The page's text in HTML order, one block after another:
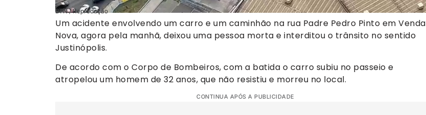
BTN / Reprodução
Um acidente envolvendo um carro e um caminhão na rua Padre Pedro Pinto em Venda
Nova, agora pela manhã, deixou uma pessoa morta e interditou o trânsito no sentido
Justinópolis.
De acordo com o Corpo de Bombeiros, com a batida o carro subiu no passeio e
atropelou um homem de 32 anos, que não resistiu e morreu no local.
CONTINUA APÓS A PUBLICIDADE